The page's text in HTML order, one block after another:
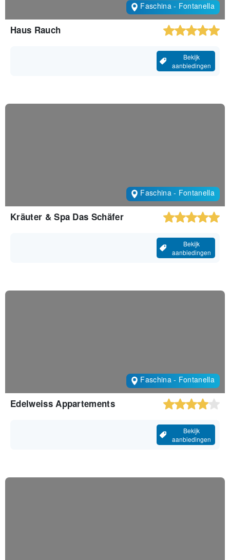
Faschina - Fontanella
Haus Rauch
Bekijk
aanbiedingen
Faschina - Fontanella
Kräuter & Spa Das Schäfer
Bekijk
aanbiedingen
Faschina - Fontanella
Edelweiss Appartements
Bekijk
aanbiedingen